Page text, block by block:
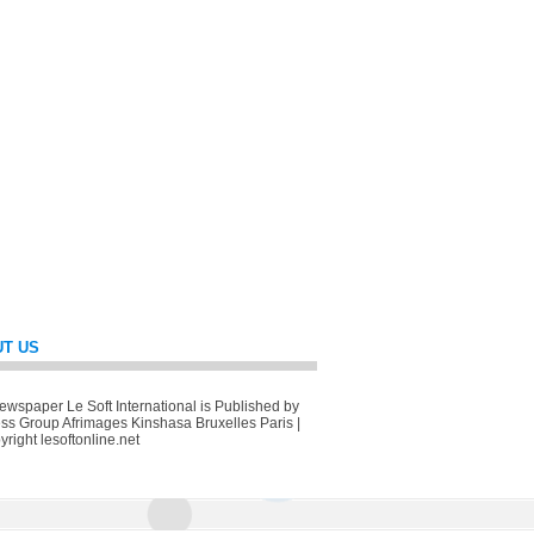
US
Le Soft International is Published by
Group Afrimages Kinshasa Bruxelles Paris |
lesoftonline.net